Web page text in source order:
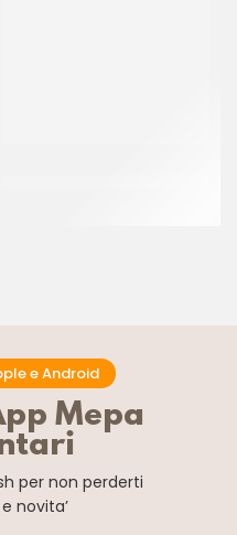
e Android
Mepa
per non perderti
novita’